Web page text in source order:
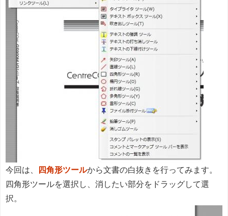
今回は、 四角形ツールから文書の白抜きを行ってみます。
四角形ツールを選択し、消したい部分をドラッグして選
択。